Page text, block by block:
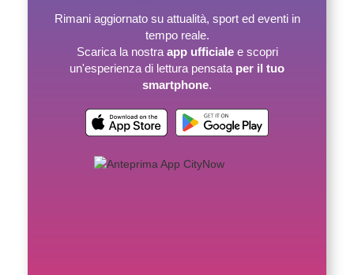
Rimani aggiornato su attualità, sport ed eventi in
tempo reale.
Scarica la nostra app ufficialee scopri
un'esperienza di lettura pensata per il tuo
smartphone.